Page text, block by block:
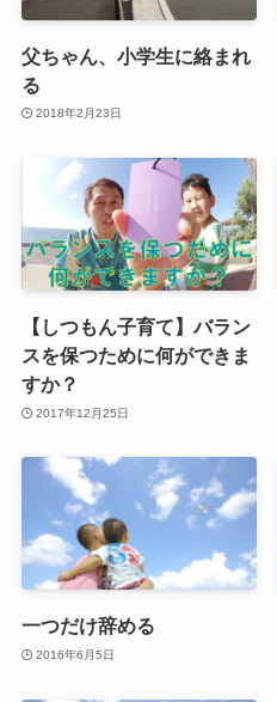
父ちゃん、小学生に絡まれ
る
2018年2月23日
【しつもん子育て】バラン
スを保つために何ができま
すか？
2017年12月25日
一つだけ辞める
2016年6月5日